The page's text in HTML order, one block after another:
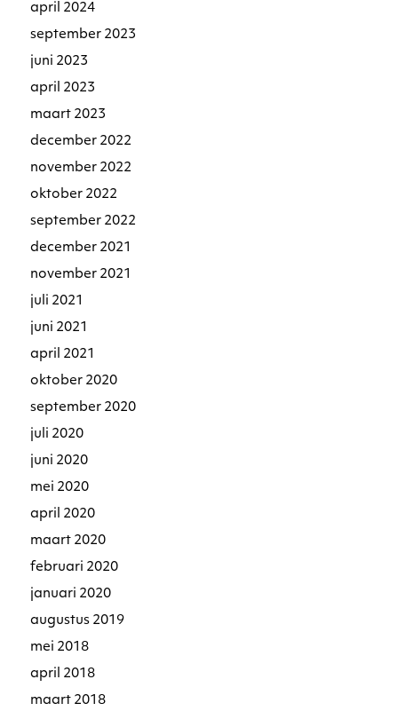
april 2024
september 2023
juni 2023
april 2023
maart 2023
december 2022
november 2022
oktober 2022
september 2022
december 2021
november 2021
juli 2021
juni 2021
april 2021
oktober 2020
september 2020
juli 2020
juni 2020
mei 2020
april 2020
maart 2020
februari 2020
januari 2020
augustus 2019
mei 2018
april 2018
maart 2018